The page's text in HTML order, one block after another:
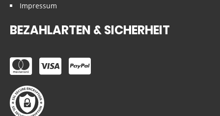
Impressum
BEZAHLARTEN & SICHERHEIT